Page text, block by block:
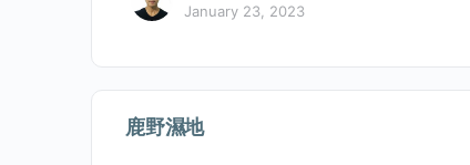
January 23, 2023
鹿野濕地